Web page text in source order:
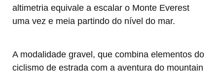
altimetria equivale a escalar o Monte Everest
uma vez e meia partindo do nível do mar.
A modalidade gravel, que combina elementos do
ciclismo de estrada com a aventura do mountain